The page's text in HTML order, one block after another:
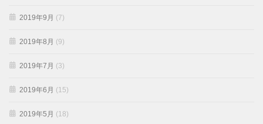
2019年9月 (7)
2019年8月 (9)
2019年7月 (3)
2019年6月 (15)
2019年5月 (18)